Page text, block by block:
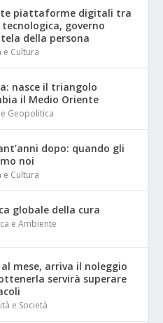
piattaforme digitali tra
governo
della persona
e Cultura
nasce il triangolo
il Medio Oriente
e Geopolitica
dopo: quando gli
noi
e Cultura
globale della cura
e Ambiente
mese, arriva il noleggio
servirà superare
e Società